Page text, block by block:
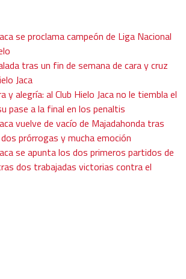
se proclama campeón de Liga Nacional
tras un fin de semana de cara y cruz
Jaca
y alegría: al Club Hielo Jaca no le tiembla el
pase a la final en los penaltis
vuelve de vacío de Majadahonda tras
prórrogas y mucha emoción
se apunta los dos primeros partidos de
dos trabajadas victorias contra el